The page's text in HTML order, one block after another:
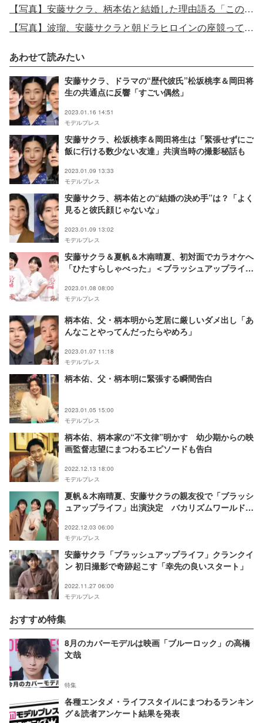
【写真】安藤サクラ、柄本佑と結婚した理由語る「この人なら離婚していいやと思って結婚した」
【写真】波瑠、安藤サクラと朝ドラヒロインの座競っていた「もう無理だと思いました」
あわせて読みたい
安藤サクラ、ドラマの“歴代彼氏”松坂桃李＆岡田将
生の共通点に反響「すごい偶然」
2023.01.16 14:51
モデルプレス
安藤サクラ、松坂桃李＆岡田将生は「緊張せずにご
飯に行ける数少ない友達」共演当時の撮影秘話も
2023.01.09 13:33
モデルプレス
安藤サクラ、柄本佑との“結婚の決め手”は？「よく
見ると彼氏顔じゃないな」
2023.01.09 13:02
モデルプレス
安藤サクラ＆夏帆＆木南晴夏、初対面でカラオケへ
「ひたすらしゃべった」＜ブラッシュアップライフ
2023.01.08 08:00
モデルプレス
柄本佑、父・柄本明から芝居に厳しいダメ出し「あ
んなことやってんだったらやめろ」
2023.01.07 11:18
モデルプレス
柄本佑、父・柄本明に緊張する瞬間告白
2023.01.05 15:00
モデルプレス
柄本佑、柄本家の“不文律”明かす 幼少期からの映
画監督志望にまつわるエピソードも告白
2022.12.13 18:00
モデルプレス
夏帆＆木南晴夏、安藤サクラの親友役で「ブラッシ
ュアップライフ」出演決定 バカリズムワールドに
2022.12.03 06:00
モデルプレス
安藤サクラ「ブラッシュアップライフ」クランクイ
ン 初日撮影で奇跡起こす「幸先の良いスタート」
2022.11.27 06:00
モデルプレス
おすすめ特集
8月のカバーモデルは映画「ブルーロック」の高橋
文哉
特集
各種エンタメ・ライフスタイルにまつわるランキン
グ＆読者アンケート結果を発表